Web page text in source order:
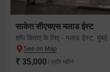
साकेत सीएचएस मलाड ईस्ट
शॉप किराए के लिए - मलाड ईस्ट, मुंबई
₹ 35,000 / प्रति महीने